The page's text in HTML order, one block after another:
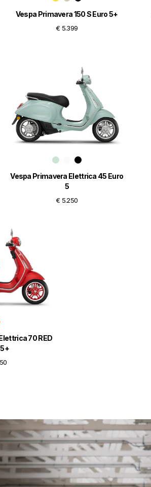
Vespa Primavera 150 S Euro 5+
€ 5.399
Vespa Primavera Elettrica 45 Euro
5
€ 5.250
70 RED